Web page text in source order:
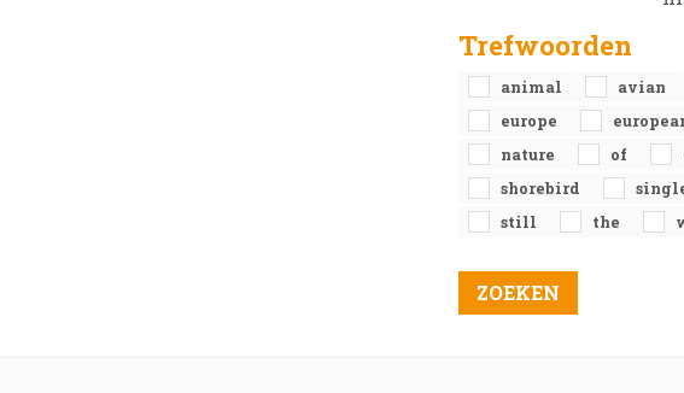
Trefwoorden
animal avian
europe
nature
of
shorebird
still
the